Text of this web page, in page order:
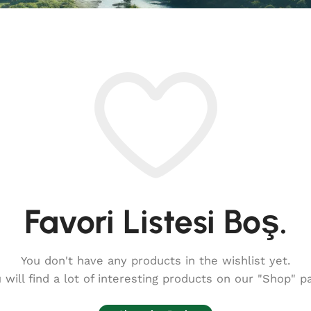
Favori Listesi Boş.
You don't have any products in the wishlist yet.
will find a lot of interesting products on our "Shop"